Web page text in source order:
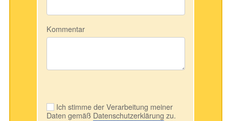
Kommentar
Ich stimme der Verarbeitung meiner
Daten gemäß Datenschutzerklärung zu.